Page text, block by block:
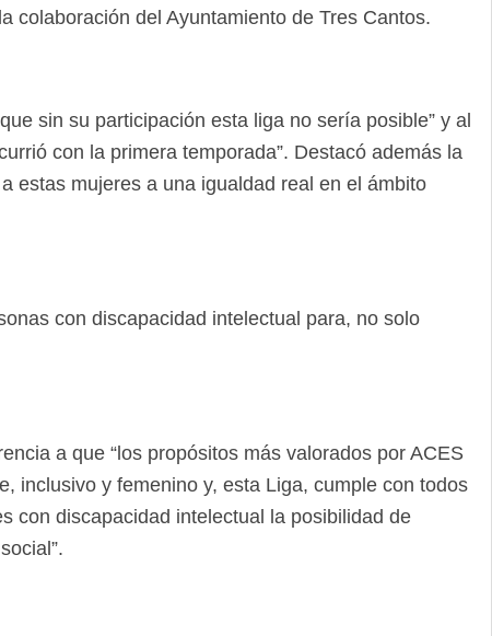
colaboración del Ayuntamiento de Tres Cantos.
sin su participación esta liga no sería posible” y al
con la primera temporada”. Destacó además la
estas mujeres a una igualdad real en el ámbito
con discapacidad intelectual para, no solo
a que “los propósitos más valorados por ACES
inclusivo y femenino y, esta Liga, cumple con todos
con discapacidad intelectual la posibilidad de